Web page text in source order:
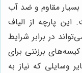
بسیار مقاوم و ضد آب
این پارچه از الیاف
در برابر شرایط
برزنتی برای
وسایلی که نیاز به